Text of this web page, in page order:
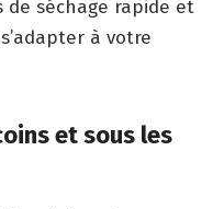
de séchage rapide et
à votre
et sous les